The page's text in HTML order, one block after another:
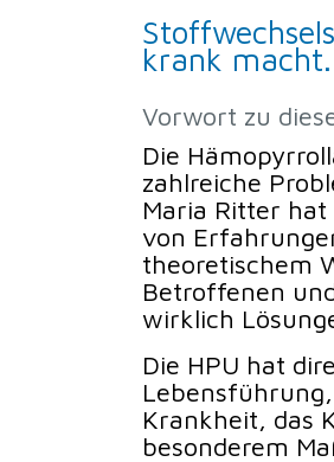
krank macht.
Vorwort zu
Die
zahlreiche
Maria Ritter
von
theoretischem
Betroffenen
wirklich
Die HPU hat
Krankheit, das
besonderem